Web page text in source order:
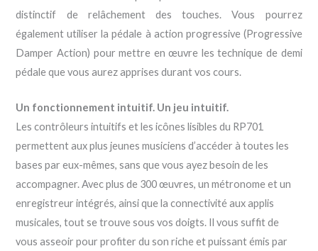
distinctif de relâchement des touches. Vous pourrez
également utiliser la pédale à action progressive (Progressive
Damper Action) pour mettre en œuvre les technique de demi
pédale que vous aurez apprises durant vos cours.
Un fonctionnement intuitif. Un jeu intuitif.
Les contrôleurs intuitifs et les icônes lisibles du RP701
permettent aux plus jeunes musiciens d’accéder à toutes les
bases par eux-mêmes, sans que vous ayez besoin de les
accompagner. Avec plus de 300 œuvres, un métronome et un
enregistreur intégrés, ainsi que la connectivité aux applis
musicales, tout se trouve sous vos doigts. Il vous suffit de
vous asseoir pour profiter du son riche et puissant émis par